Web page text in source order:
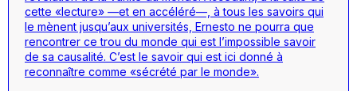
cette «lecture» —et en accéléré—, à tous les savoirs qui
le mènent jusqu’aux universités, Ernesto ne pourra que
rencontrer ce trou du monde qui est l’impossible savoir
de sa causalité. C’est le savoir qui est ici donné à
reconnaître comme «sécrété par le monde».